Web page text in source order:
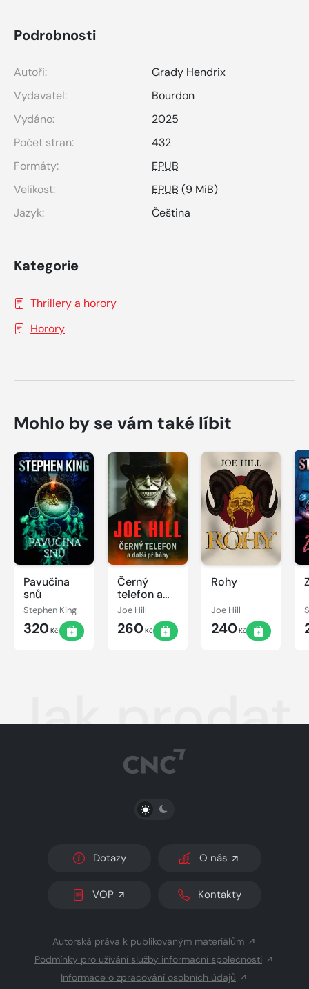
Podrobnosti
Autoři:
Grady Hendrix
Vydavatel:
Bourdon
Vydáno:
2025
Počet stran:
432
Formáty:
EPUB
Velikost:
EPUB (9 MiB)
Jazyk:
Čeština
Kategorie
Thrillery a horory
Horory
Mohlo by se vám také líbit
Pavučina
snů
Stephen King
320Kč
Černý
telefon a
další
Joe Hill
260Kč
Rohy
Joe Hill
240Kč
Jak
PŘEPNOUT SVĚTLÝ/TMAVÝ REŽIM
Dotazy O nás
VOP Kontakty
Autorská práva k publikovaným materiálům
Podmínky pro užívání služby informační společnosti
Informace o zpracování osobních údajů